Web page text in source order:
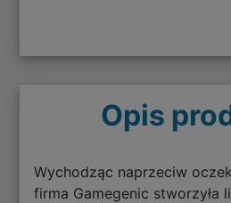
Opis
Wychodząc naprzeciw
firma Gamegenic stworzyła